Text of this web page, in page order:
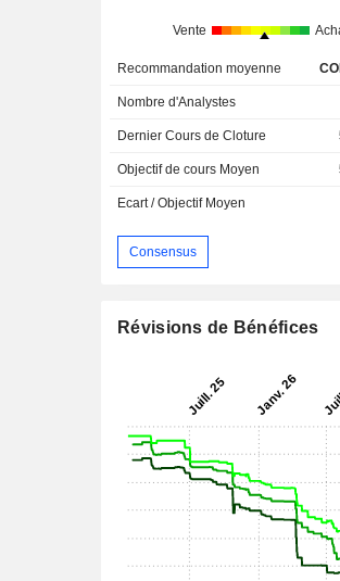
Vente
Recommandation moyenne
Nombre d'Analystes
Dernier Cours de Cloture
Objectif de cours Moyen
Ecart / Objectif Moyen
Consensus
Révisions de Bénéfices